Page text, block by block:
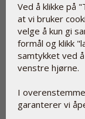
Ved å klikke på
at vi bruker
velge å kun gi
formål og klikk
samtykket ved
venstre hjørne.
I
garanterer vi